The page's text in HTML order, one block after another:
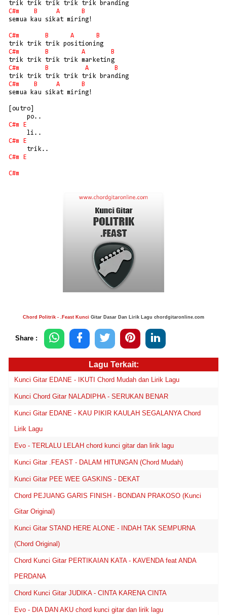
C#m
B A
B
semua kau sikat miring!
C#m B A
B
C#m
B A
B
trik trik trik trik marketing
C#m
B A
B
C#m
B A
B
semua kau sikat miring!
[outro]
C#m
E
C#m
E
C#m
E
C#m
Chord Politrik - .Feast Kunci Gitar Dasar Dan Lirik Lagu chordgitaronline.com
Share :
Lagu Terkait:
Kunci Gitar EDANE - IKUTI Chord Mudah dan Lirik Lagu
Kunci Chord Gitar NALADIPHA - SERUKAN BENAR
Kunci Gitar EDANE - KAU PIKIR KAULAH SEGALANYA Chord
Lirik Lagu
Evo - TERLALU LELAH chord kunci gitar dan lirik lagu
Kunci Gitar .FEAST - DALAM HITUNGAN (Chord Mudah)
Kunci Gitar PEE WEE GASKINS - DEKAT
Chord PEJUANG GARIS FINISH - BONDAN PRAKOSO (Kunci
Gitar Original)
Kunci Gitar STAND HERE ALONE - INDAH TAK SEMPURNA
(Chord Original)
Chord Kunci Gitar PERTIKAIAN KATA - KAVENDA feat ANDA
PERDANA
Chord Kunci Gitar JUDIKA - CINTA KARENA CINTA
Evo - DIA DAN AKU chord kunci gitar dan lirik lagu